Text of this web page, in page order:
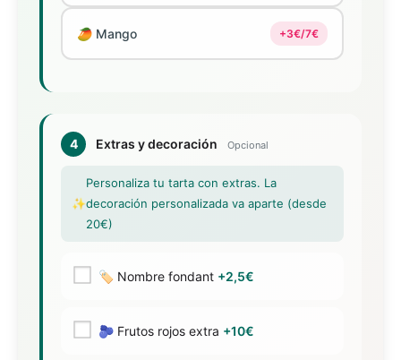
🥭 Mango +3€/7€
4 Extras y decoración Opcional
✨
Personaliza tu tarta con extras. La
decoración personalizada va aparte (desde
20€)
🏷️ Nombre fondant +2,5€
🫐 Frutos rojos extra +10€